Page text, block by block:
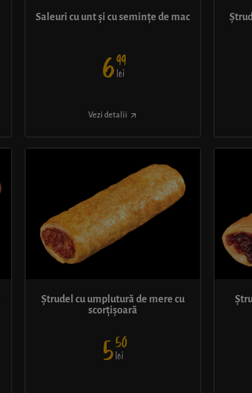
Saleuri cu unt și cu semințe de mac
699
lei
Vezi detalii
Ștrudel cu umplutură de mere cu
scorțișoară
550
lei